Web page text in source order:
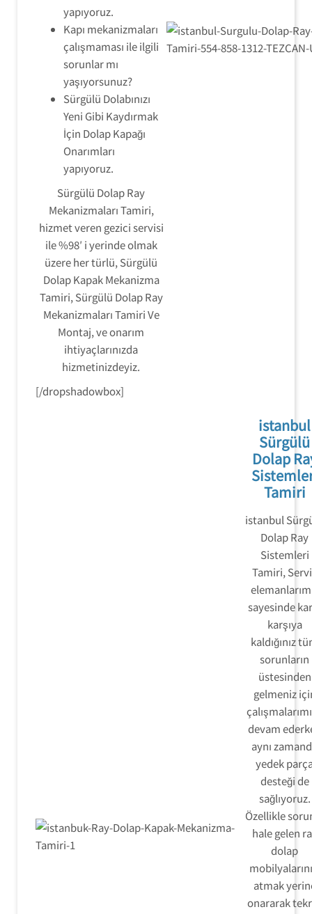
yapıyoruz.
Kapı mekanizmaları
çalışmaması ile ilgili
sorunlar mı
yaşıyorsunuz?
Sürgülü Dolabınızı
Yeni Gibi Kaydırmak
İçin Dolap Kapağı
Onarımları
yapıyoruz.
Sürgülü Dolap Ray
Mekanizmaları Tamiri,
hizmet veren gezici servisi
ile %98′ i yerinde olmak
üzere her türlü, Sürgülü
Dolap Kapak Mekanizma
Tamiri, Sürgülü Dolap Ray
Mekanizmaları Tamiri Ve
Montaj, ve onarım
ihtiyaçlarınızda
hizmetinizdeyiz.
[/dropshadowbox]
istanbul
Sürgülü
Dolap
Tamiri
istanbul
Dolap Ray
Sistemleri
Tamiri,
sayesinde
karşıya
kaldığınız
sorunların
üstesinden
gelmeniz
devam
aynı
yedek
desteği de
sağlıyoruz.
Özellikle
hale gelen
dolap
atmak
onararak